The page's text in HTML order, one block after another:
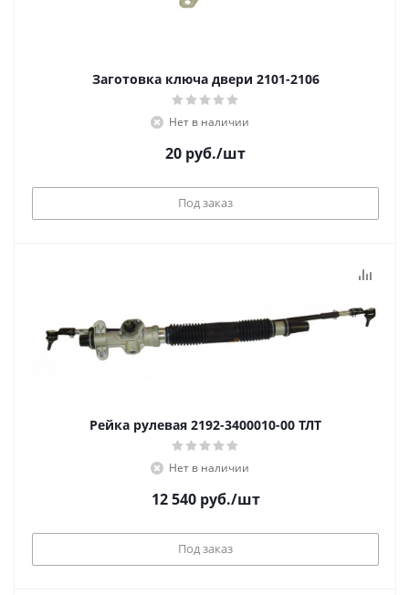
Заготовка ключа двери 2101-2106
Нет в наличии
20 руб./шт
Под заказ
Рейка рулевая 2192-3400010-00 ТЛТ
Нет в наличии
12 540руб./шт
Под заказ